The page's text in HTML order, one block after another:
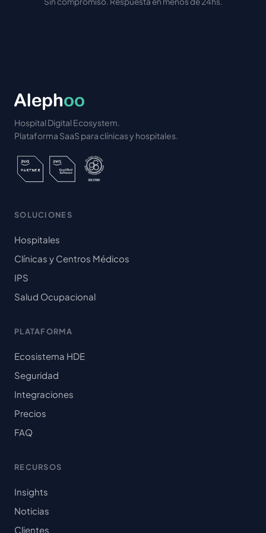
Hospital Digital Ecosystem.
Plataforma SaaS para clínicas y hospitales.
SOLUCIONES
Hospitales
Clínicas y Centros Médicos
IPS
Salud Ocupacional
PLATAFORMA
Ecosistema HDE
Seguridad
Integraciones
Precios
FAQ
RECURSOS
Insights
Noticias
Clientes